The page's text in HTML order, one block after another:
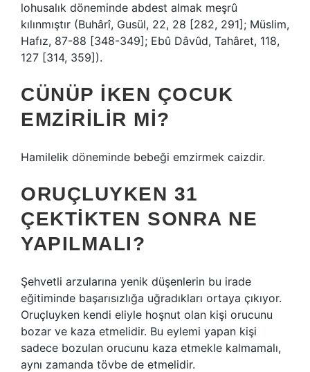
lohusalık döneminde abdest almak meşrû
kılınmıştır (Buhârî, Gusül, 22, 28 [282, 291]; Müslim,
Hafız, 87-88 [348-349]; Ebû Dâvûd, Tahâret, 118,
127 [314, 359]).
CÜNÜP IKEN ÇOCUK
EMZIRILIR MI?
Hamilelik döneminde bebeği emzirmek caizdir.
ORUÇLUYKEN 31
ÇEKTIKTEN SONRA NE
YAPILMALI?
Şehvetli arzularına yenik düşenlerin bu irade
eğitiminde başarısızlığa uğradıkları ortaya çıkıyor.
Oruçluyken kendi eliyle hoşnut olan kişi orucunu
bozar ve kaza etmelidir. Bu eylemi yapan kişi
sadece bozulan orucunu kaza etmekle kalmamalı,
aynı zamanda tövbe de etmelidir.